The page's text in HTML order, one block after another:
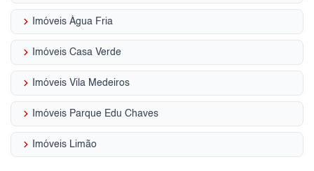
keyboard_arrow_right Imóveis Água Fria
keyboard_arrow_right Imóveis Casa Verde
keyboard_arrow_right Imóveis Vila Medeiros
keyboard_arrow_right Imóveis Parque Edu Chaves
keyboard_arrow_right Imóveis Limão